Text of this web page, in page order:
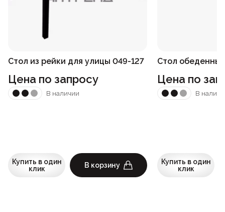
Стол из рейки для улицы 049-127
Цена по запросу
В наличии
Купить в один
клик
В корзину
Стол
Цена по
В
Купить в один
клик